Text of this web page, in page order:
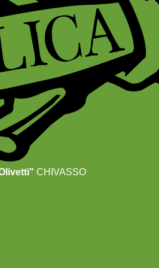
CHIVASSO